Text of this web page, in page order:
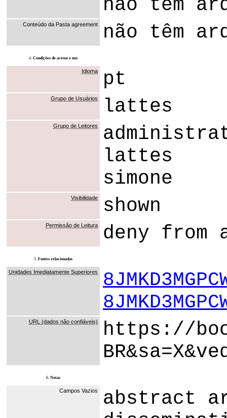
não têm
Conteúdo da Pasta agreement não têm
4. Condições de acesso e uso
Idioma pt
Grupo de Usuários lattes
Grupo de Leitores
lattes
simone
Visibilidade shown
Permissão de Leitura deny from
5. Fontes relacionadas
Unidades Imediatamente Superiores
URL (dados não confiáveis)
https://
6. Notas
Campos Vazios
abstract